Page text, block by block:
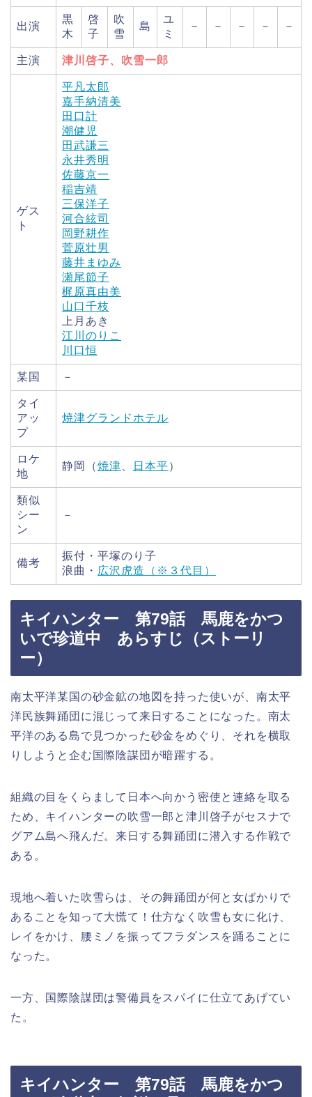
出演
黒
木
啓
子
吹
雪
島
ユ
ミ
－ － － － －
主演 津川啓子、吹雪一郎
ゲス
ト
平凡太郎
嘉手納清美
田口計
潮健児
田武謙三
永井秀明
佐藤京一
稲吉靖
三保洋子
河合絃司
岡野耕作
菅原壮男
藤井まゆみ
瀬尾節子
梶原真由美
山口千枝
上月あき
江川のりこ
川口恒
某国 －
タイ
アッ
プ
焼津グランドホテル
ロケ
地
静岡（焼津 日本平）
類似
シー
ン
－
備考
振付・平塚のり子
浪曲・ 広沢虎造（※３代目）
キイハンター 第79話 馬鹿をかつ
いで珍道中 あらすじ（ストーリ
ー）
南太平洋某国の砂金鉱の地図を持った使いが、南太平
洋民族舞踊団に混じって来日することになった。南太
平洋のある島で見つかった砂金をめぐり、それを横取
りしようと企む国際陰謀団が暗躍する。
組織の目をくらまして日本へ向かう密使と連絡を取る
ため、キイハンターの吹雪一郎と津川啓子がセスナで
グアム島へ飛んだ。来日する舞踊団に潜入する作戦で
ある。
現地へ着いた吹雪らは、その舞踊団が何と女ばかりで
あることを知って大慌て！仕方なく吹雪も女に化け、
レイをかけ、腰ミノを振ってフラダンスを踊ることに
なった。
一方、国際陰謀団は警備員をスパイに仕立てあげてい
た。
キイハンター 第79話 馬鹿をかつ